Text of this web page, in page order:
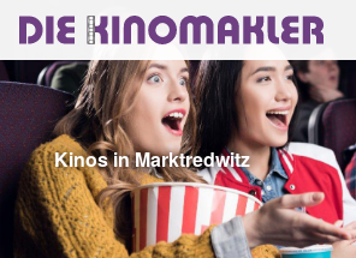
Kinos in Marktredwitz